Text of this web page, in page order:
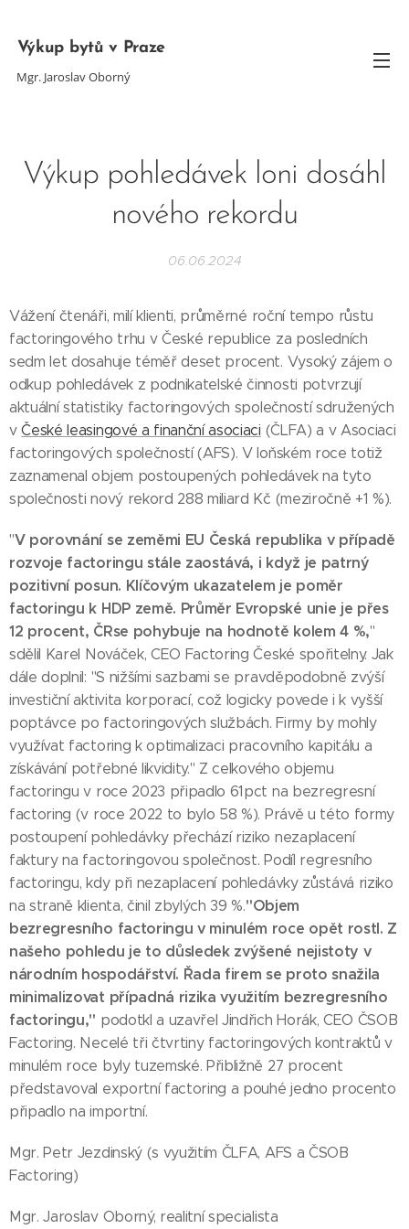
Výkup bytů v Praze
Mgr. Jaroslav Oborný
Výkup pohledávek loni dosáhl
nového rekordu
06.06.2024
Vážení čtenáři, milí klienti, průměrné roční tempo růstu
factoringového trhu v České republice za posledních
sedm let dosahuje téměř deset procent. Vysoký zájem o
odkup pohledávek z podnikatelské činnosti potvrzují
aktuální statistiky factoringových společností sdružených
vČeské leasingové a finanční asociaci (ČLFA) a v Asociaci
factoringových společností (AFS). V loňském roce totiž
zaznamenal objem postoupených pohledávek na tyto
společnosti nový rekord 288 miliard Kč (meziročně +1 %).
"V porovnání se zeměmi EU Česká republika v případě
rozvoje factoringu stále zaostává, i když je patrný
pozitivní posun. Klíčovým ukazatelem je poměr
factoringu k HDP země. Průměr Evropské unie je přes
12 procent, ČRse pohybuje na hodnotě kolem 4 %,"
sdělil Karel Nováček, CEO Factoring České spořitelny. Jak
dále doplnil: "S nižšími sazbami se pravděpodobně zvýší
investiční aktivita korporací, což logicky povede i k vyšší
poptávce po factoringových službách. Firmy by mohly
využívat factoring k optimalizaci pracovního kapitálu a
získávání potřebné likvidity." Z celkového objemu
factoringu v roce 2023 připadlo 61pct na bezregresní
factoring (v roce 2022 to bylo 58 %). Právě u této formy
postoupení pohledávky přechází riziko nezaplacení
faktury na factoringovou společnost. Podíl regresního
factoringu, kdy při nezaplacení pohledávky zůstává riziko
na straně klienta, činil zbylých 39 %."Objem
bezregresního factoringu v minulém roce opět rostl. Z
našeho pohledu je to důsledek zvýšené nejistoty v
národním hospodářství. Řada firem se proto snažila
minimalizovat případná rizika využitím bezregresního
factoringu," podotkl a uzavřel Jindřich Horák, CEO ČSOB
Factoring. Necelé tři čtvrtiny factoringových kontraktů v
minulém roce byly tuzemské. Přibližně 27 procent
představoval exportní factoring a pouhé jedno procento
připadlo na importní.
Mgr. Petr Jezdinský (s využitím ČLFA, AFS a ČSOB
Factoring)
Mgr. Jaroslav Oborný, realitní specialista